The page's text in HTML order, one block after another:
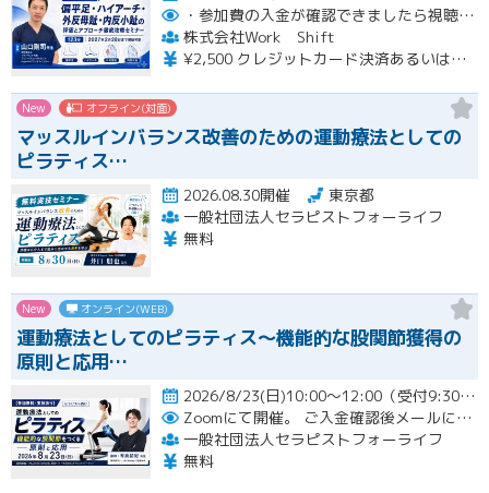
・参加費の入金が確認できましたら視聴用URLとパスワードおよび資料をお申込みいただきましたメールアドレスに送付します。
株式会社Work Shift
¥2,500 クレジットカード決済あるいは銀行振込となります。
New オフライン(対面)
マッスルインバランス改善のための運動療法としての
ピラティス…
2026.08.30開催
東京都
一般社団法人セラピストフォーライフ
無料
New オンライン(WEB)
運動療法としてのピラティス〜機能的な股関節獲得の
原則と応用…
2026/8/23(日)10:00～12:00（受付9:30～）開催
Zoomにて開催。
ご入金確認後メールにてURLをお知らせいたします。
一般社団法人セラピストフォーライフ
無料